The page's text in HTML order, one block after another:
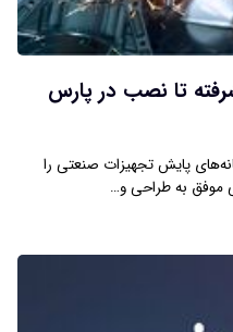
تا نصب در پارس
پایش تجهیزات صنعتی را
موفق به طراحی و…